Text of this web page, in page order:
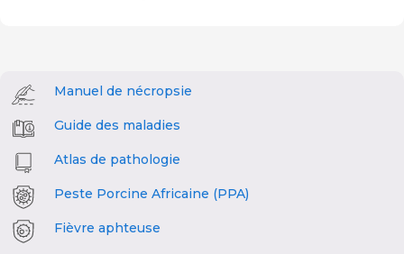
Manuel de nécropsie
Guide des maladies
Atlas de pathologie
Peste Porcine Africaine (PPA)
Fièvre aphteuse